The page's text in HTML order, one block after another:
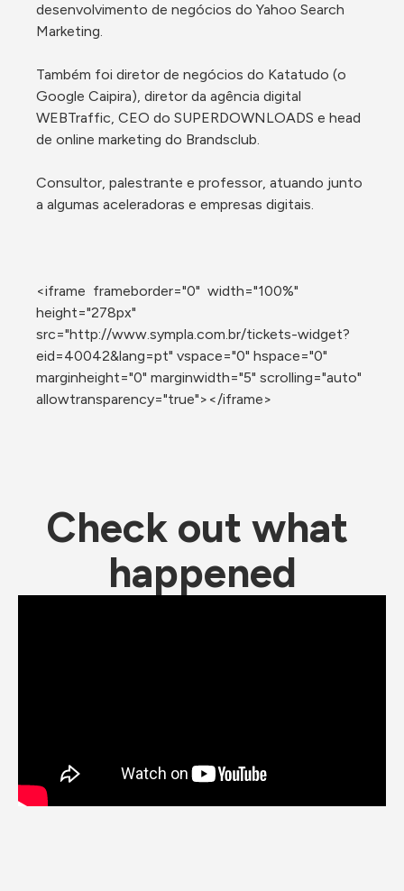
desenvolvimento de negócios do Yahoo Search
Marketing.
Também foi diretor de negócios do Katatudo (o
Google Caipira), diretor da agência digital
WEBTraffic, CEO do SUPERDOWNLOADS e head
de online marketing do Brandsclub.
Consultor, palestrante e professor, atuando junto
a algumas aceleradoras e empresas digitais.
<iframe  frameborder="0"  width="100%"
height="278px"
src="http://www.sympla.com.br/tickets-widget?
eid=40042&lang=pt" vspace="0" hspace="0"
marginheight="0" marginwidth="5" scrolling="auto"
allowtransparency="true"></iframe>
Check out what
happened